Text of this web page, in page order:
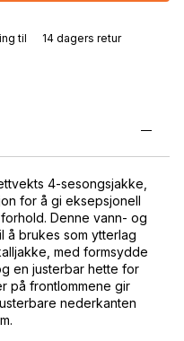
til
14 dagers retur
4-sesongsjakke,
for å gi eksepsjonell
Denne vann- og
å brukes som ytterlag
med formsydde
en justerbar hette for
på frontlommene gir
nederkanten